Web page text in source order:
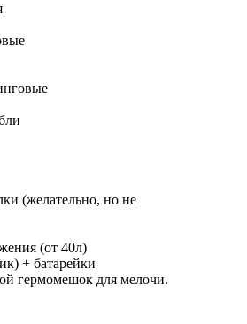
(желательно, но не
(от 40л)
+ батарейки
гермомешок для мелочи.